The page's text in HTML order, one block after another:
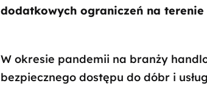
dodatkowych ograniczeń na terenie
W okresie pandemii na branży
bezpiecznego dostępu do dóbr i